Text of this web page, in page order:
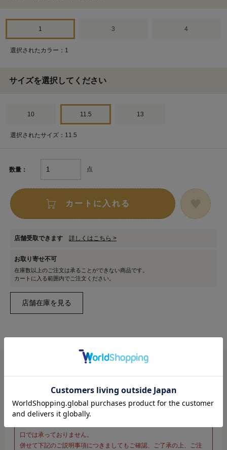
1 3 4
選択されたカラー：1
サイズを選択してください
10 11.5 13
選択されたサイズ：11.5
数量： 点
カートに入れる
店舗受取できます 詳しくはこちら >
お取り寄せ不可
在庫数以上のご注文は承ることができない商品です。
カートに入る範囲内でご注文ください。
※新宿オカダヤ本店お取り扱い商品のご注文専用ページです※
こちらのページは、店頭にてあらかじめ商品詳細および商品コード
をご確認いただいた上でご注文いただけるページです。
そのため、商品画像および詳細は記載しておりません。
口では承っておりません。
併せて下記のご説明事項につきましてもご確認、ご了承の上、ご注